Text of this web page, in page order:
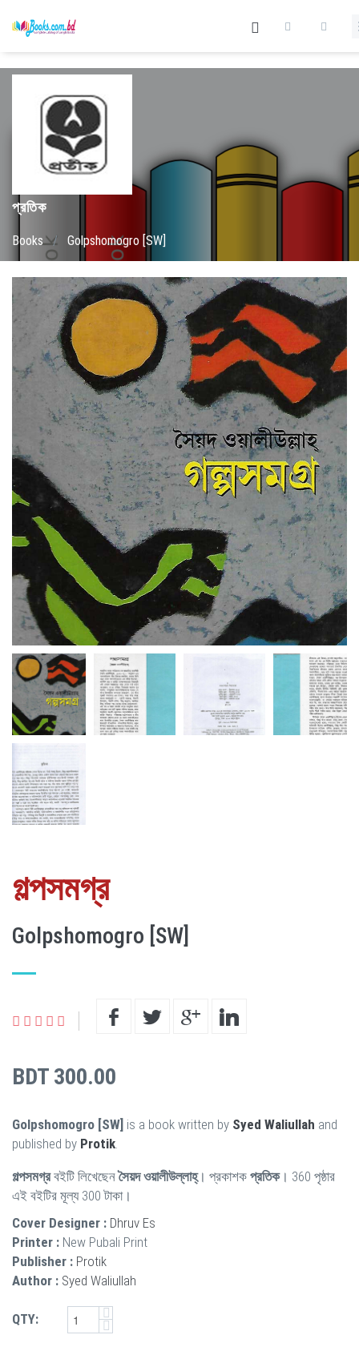
প্রতিক
Books / Golpshomogro [SW]
গল্পসমগ্র
Golpshomogro [SW]
BDT 300.00
Golpshomogro [SW] is a book written by Syed Waliullah and
published by Protik
গল্পসমগ্রবইটি লিখেছেনসৈয়দ ওয়ালীউল্লাহ্‌। প্রকাশক প্রতিক। 360 পৃষ্ঠার
এই বইটির মূল্য 300 টাকা।
Cover Designer : Dhruv Es
Printer : New Pubali Print
Publisher : Protik
Author : Syed Waliullah
QTY: